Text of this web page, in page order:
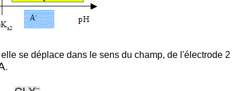
se déplace dans le sens du champ, de l'électrode 2
.